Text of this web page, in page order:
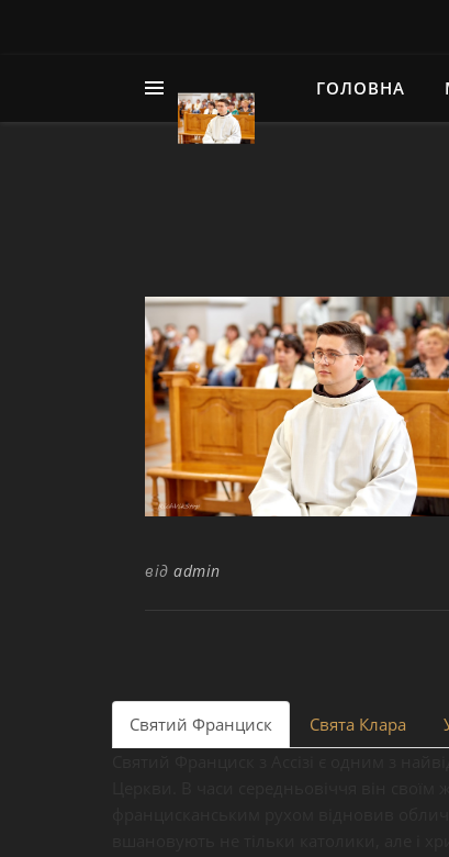
ГОЛОВНА
від admin
Святий Франциск Свята Клара